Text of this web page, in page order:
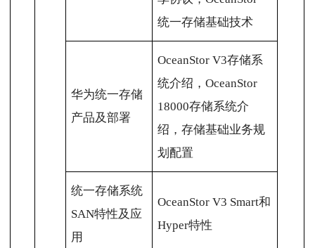
统一存储基础技术
华为统一存储
产品及部署
OceanStor V3存储系
统介绍，OceanStor
18000存储系统介
绍，存储基础业务规
划配置
统一存储系统
SAN特性及应
用
OceanStor V3 Smart和
Hyper特性